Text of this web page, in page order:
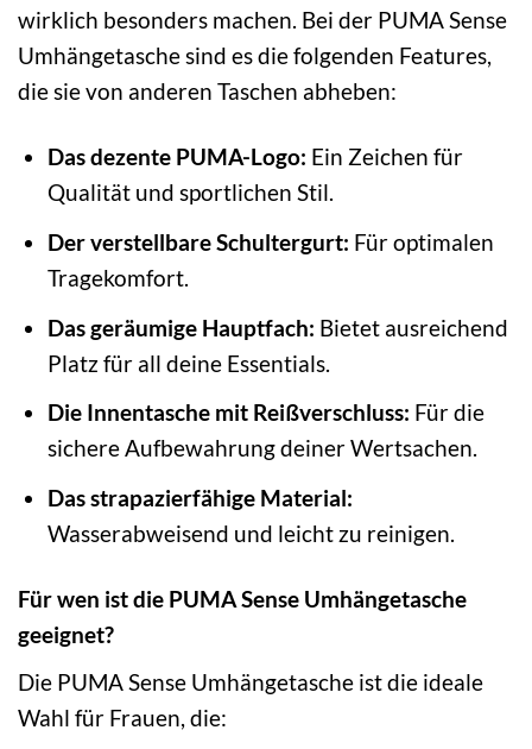
wirklich besonders machen. Bei der PUMA Sense
Umhängetasche sind es die folgenden Features,
die sie von anderen Taschen abheben:
Das dezente PUMA-Logo: Ein Zeichen für
Qualität und sportlichen Stil.
Der verstellbare Schultergurt: Für optimalen
Tragekomfort.
Das geräumige Hauptfach: Bietet ausreichend
Platz für all deine Essentials.
Die Innentasche mit Reißverschluss: Für die
sichere Aufbewahrung deiner Wertsachen.
Das strapazierfähige Material:
Wasserabweisend und leicht zu reinigen.
Für wen ist die PUMA Sense Umhängetasche
geeignet?
Die PUMA Sense Umhängetasche ist die ideale
Wahl für Frauen, die: